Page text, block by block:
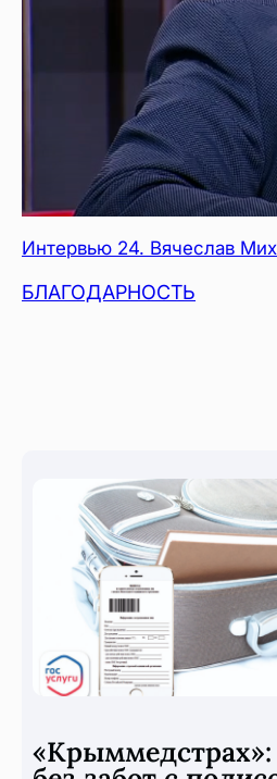
Интервью 24. Вячеслав
БЛАГОДАРНОСТЬ
«Крыммедстрах»: